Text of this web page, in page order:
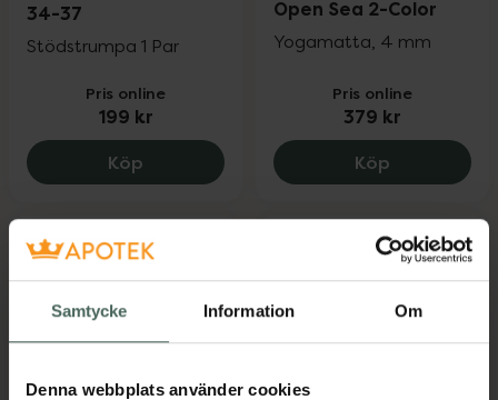
Samtycke Information Om
Denna webbplats använder cookies
34-37
Stödstrumpa 1 Par
Pris online
199 kr
Köp Savvyday´s Purplepop Storlek 34-37,
Open Sea 2-Color
Yogamatta, 4 mm
Pris online
379 kr
Köp Gaiam